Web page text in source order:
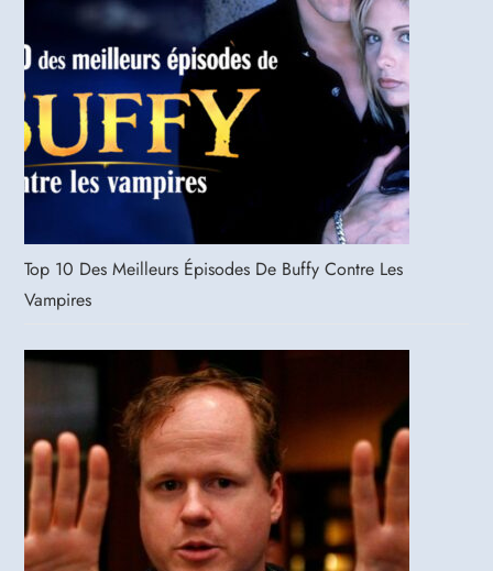
Top 10 Des Meilleurs Épisodes De Buffy Contre Les
Vampires